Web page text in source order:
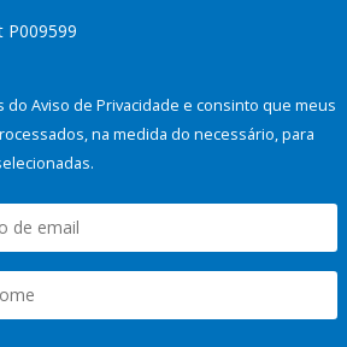
P009599
do Aviso de Privacidade e consinto que meus
na medida do necessário, para